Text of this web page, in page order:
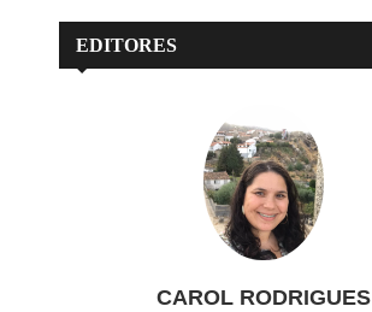
EDITORES
CAROL RODRIGUES